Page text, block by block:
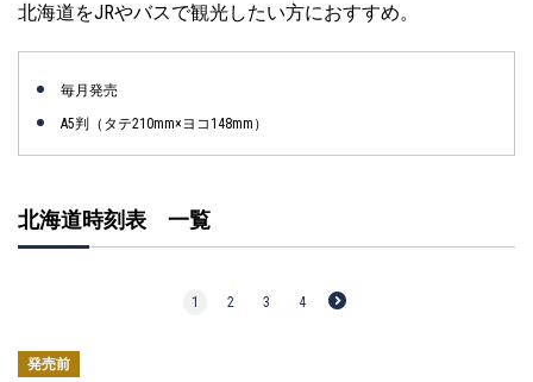
北海道をJRやバスで観光したい方におすすめ。
毎月発売
A5判（タテ210mm×ヨコ148mm）
北海道時刻表 一覧
1 2 3 4
発売前